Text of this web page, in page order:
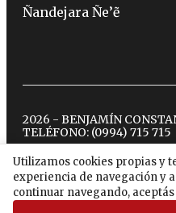
Utilizamos cookies propias y
experiencia de navegación y
continuar navegando,
Ñandejara Ñe’ẽ
2026 - BENJAMÍN
TELÉFONO: (0994) 715 715
twitterinstagram